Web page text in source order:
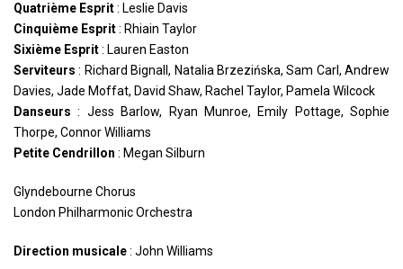
Quatrième Esprit: Leslie Davis
Cinquième Esprit: Rhiain Taylor
Sixième Esprit: Lauren Easton
Serviteurs : Richard Bignall, Natalia Brzezińska, Sam Carl, Andrew
Davies, Jade Moffat, David Shaw, Rachel Taylor, Pamela Wilcock
Danseurs : Jess Barlow, Ryan Munroe, Emily Pottage, Sophie
Thorpe, Connor Williams
Petite Cendrillon : Megan Silburn
Glyndebourne Chorus
London Philharmonic Orchestra
Direction musicale: John Williams